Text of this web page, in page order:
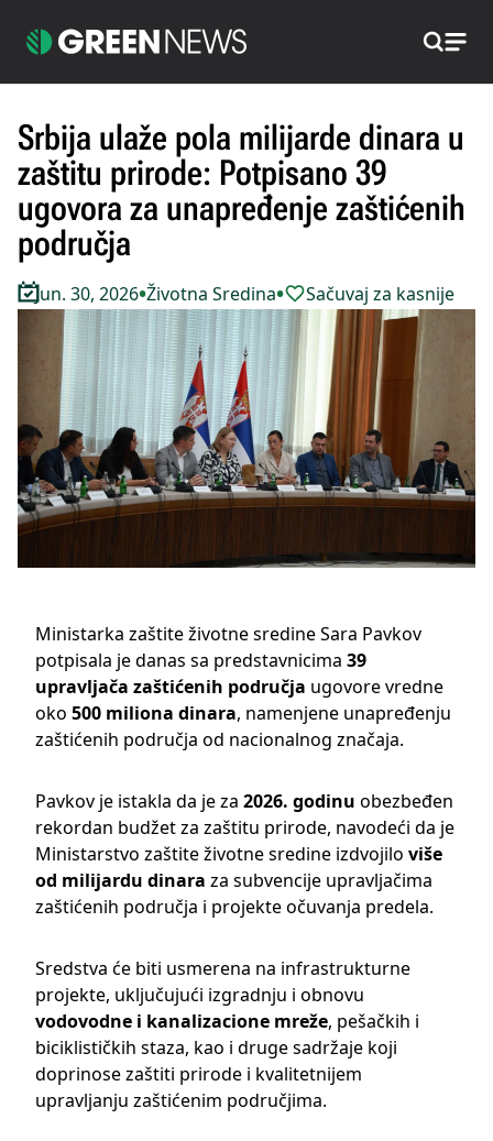
Pretraži
Srbija ulaže pola milijarde dinara u
zaštitu prirode: Potpisano 39
ugovora za unapređenje zaštićenih
područja
Jun. 30, 2026•Životna Sredina• Sačuvaj za kasnije
Ministarka zaštite životne sredine Sara Pavkov
potpisala je danas sa predstavnicima 39
upravljača zaštićenih područja ugovore vredne
oko 500 miliona dinara, namenjene unapređenju
zaštićenih područja od nacionalnog značaja.
Pavkov je istakla da je za 2026. godinu obezbeđen
rekordan budžet za zaštitu prirode, navodeći da je
Ministarstvo zaštite životne sredine izdvojilo više
od milijardu dinara za subvencije upravljačima
zaštićenih područja i projekte očuvanja predela.
Sredstva će biti usmerena na infrastrukturne
projekte, uključujući izgradnju i obnovu
vodovodne i kanalizacione mreže, pešačkih i
biciklističkih staza, kao i druge sadržaje koji
doprinose zaštiti prirode i kvalitetnijem
upravljanju zaštićenim područjima.